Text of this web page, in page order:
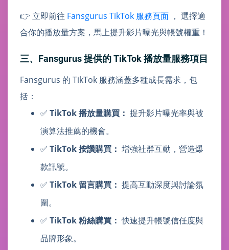
👉 立即前往 Fansgurus TikTok 服務頁面 ， 選擇適
合你的播放量方案，馬上提升影片曝光與帳號權重！
三、Fansgurus 提供的 TikTok 播放量服務項目
Fansgurus 的 TikTok 服務涵蓋多種成長需求，包
括：
✅ TikTok 播放量購買： 提升影片曝光率與被
演算法推薦的機會。
✅ TikTok 按讚購買： 增強社群互動，營造爆
款訊號。
✅ TikTok 留言購買： 提高互動深度與討論氛
圍。
✅ TikTok 粉絲購買： 快速提升帳號信任度與
品牌形象。